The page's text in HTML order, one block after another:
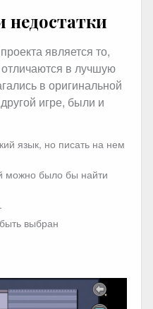
является то,
в лучшую
в оригинальной
игре, были и
язык, но писать на нем
можно было бы найти
выбран